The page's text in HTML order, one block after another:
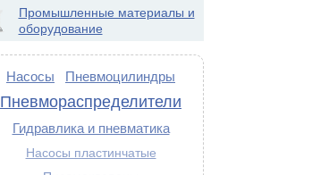
Промышленные материалы и
оборудование
Насосы Пневмоцилиндры
Пневмораспределители
Гидравлика и пневматика
Насосы пластинчатые